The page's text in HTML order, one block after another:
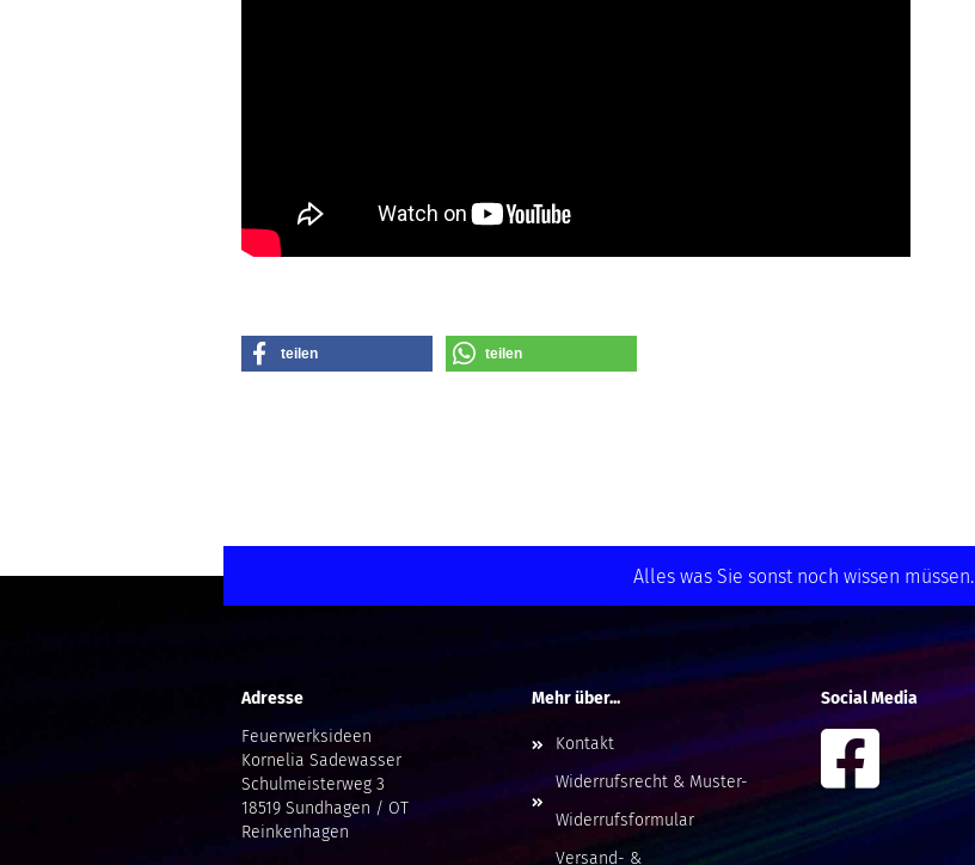
teilen teilen
Alles was Sie sonst noch wissen müssen.
Adresse
Feuerwerksideen
Kornelia Sadewasser
Schulmeisterweg 3
18519 Sundhagen / OT
Reinkenhagen
Mehr über...
Kontakt
Widerrufsrecht & Muster-
Widerrufsformular
Versand- &
Social Media